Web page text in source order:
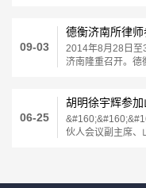
09-03
德衡济南所律
2014年8月28日至
济南隆重召开。德
06-25
伙人会议副主席、